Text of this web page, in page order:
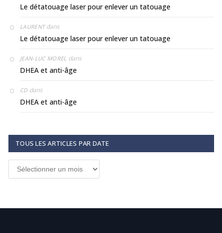
Le détatouage laser pour enlever un tatouage
LAURENTdans
Le détatouage laser pour enlever un tatouage
JEAN-LUC MOREL dans
DHEA et anti-âge
CDdans
DHEA et anti-âge
TOUS LES ARTICLES PAR DATE